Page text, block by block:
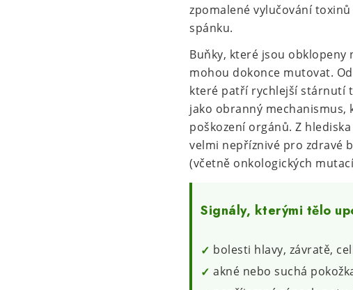
zpomalené vylučování
spánku.
Buňky, které jsou
mohou dokonce mutovat.
které patří rychlejší stárnutí
jako obranný mechanismus,
poškození orgánů. Z
velmi nepříznivé pro zdravé
(včetně onkologických
Signály, kterými tělo
bolesti hlavy, závratě,
akné nebo suchá